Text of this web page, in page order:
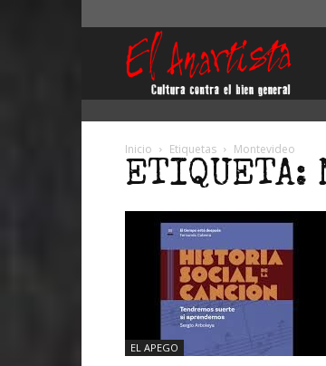
Inicio Etiquetas Montevideo
ETIQUETA:
EL APEGO